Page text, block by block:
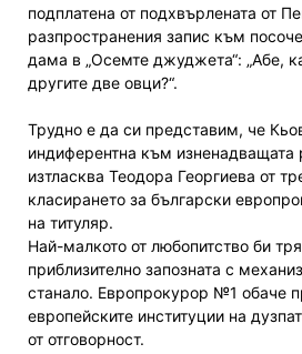
подплатена от подхвърлената от
разпространения запис към
дама в „Осемте джуджета“: „Абе,
другите две овци?“.
Трудно е да си представим, че
индиферентна към изненадващата
изтласква Теодора Георгиева от
класирането за български
на титуляр.
Най-малкото от любопитство би
приблизително запозната с
станало. Европрокурор №1 обаче
европейските институции на
от отговорност.